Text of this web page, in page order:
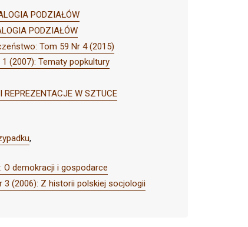
PODZIAŁÓW
PODZIAŁÓW
Tom 59 Nr 4 (2015)
(2007): Tematy popkultury
W SZTUCE
,
O demokracji i gospodarce
3 (2006): Z historii polskiej socjologii